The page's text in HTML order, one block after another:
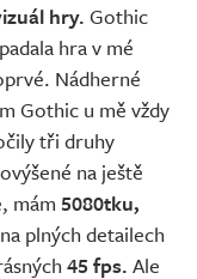
hry. Gothic
hra v mé
Nádherné
Gothic u mě vždy
tři druhy
na ještě
mám 5080tku,
plných detailech
45 fps. Ale